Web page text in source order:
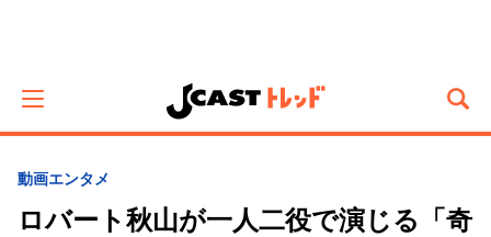
動画エンタメ
ロバート秋山が一人二役で演じる「奇